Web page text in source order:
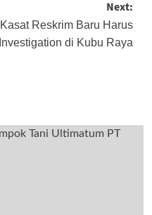
Next:
Reskrim Baru Harus
di Kubu Raya